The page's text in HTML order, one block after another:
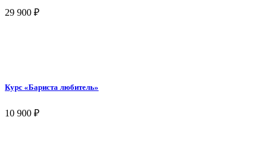
29 900 ₽
Курс «Бариста любитель»
10 900 ₽